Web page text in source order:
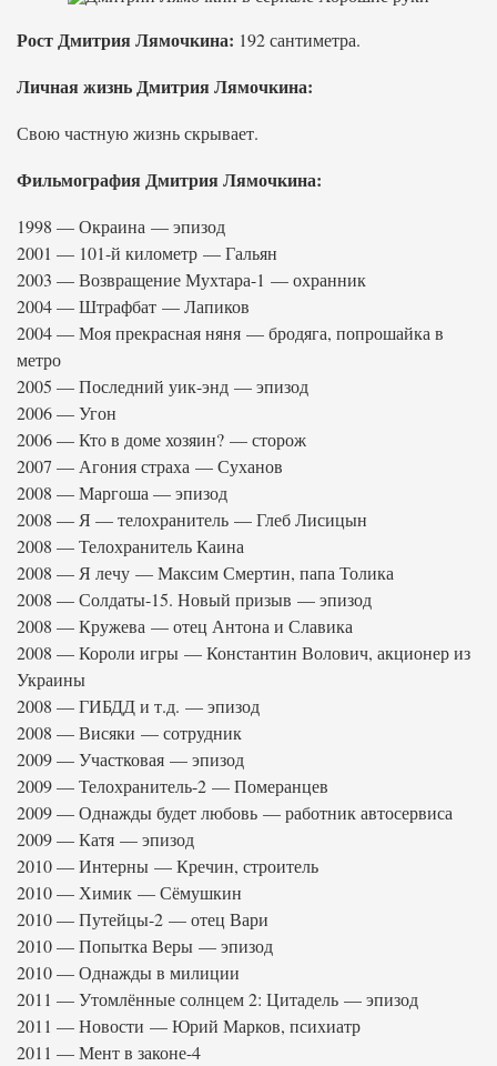
Рост Дмитрия Лямочкина: 192 сантиметра.
Личная жизнь Дмитрия Лямочкина:
Свою частную жизнь скрывает.
Фильмография Дмитрия Лямочкина:
1998 — Окраина — эпизод
2001 — 101-й километр — Гальян
2003 — Возвращение Мухтара-1 — охранник
2004 — Штрафбат — Лапиков
2004 — Моя прекрасная няня — бродяга, попрошайка в
метро
2005 — Последний уик-энд — эпизод
2006 — Угон
2006 — Кто в доме хозяин? — сторож
2007 — Агония страха — Суханов
2008 — Маргоша — эпизод
2008 — Я — телохранитель — Глеб Лисицын
2008 — Телохранитель Каина
2008 — Я лечу — Максим Смертин, папа Толика
2008 — Солдаты-15. Новый призыв — эпизод
2008 — Кружева — отец Антона и Славика
2008 — Короли игры — Константин Волович, акционер из
Украины
2008 — ГИБДД и т.д. — эпизод
2008 — Висяки — сотрудник
2009 — Участковая — эпизод
2009 — Телохранитель-2 — Померанцев
2009 — Однажды будет любовь — работник автосервиса
2009 — Катя — эпизод
2010 — Интерны — Кречин, строитель
2010 — Химик — Сёмушкин
2010 — Путейцы-2 — отец Вари
2010 — Попытка Веры — эпизод
2010 — Однажды в милиции
2011 — Утомлённые солнцем 2: Цитадель — эпизод
2011 — Новости — Юрий Марков, психиатр
2011 — Мент в законе-4